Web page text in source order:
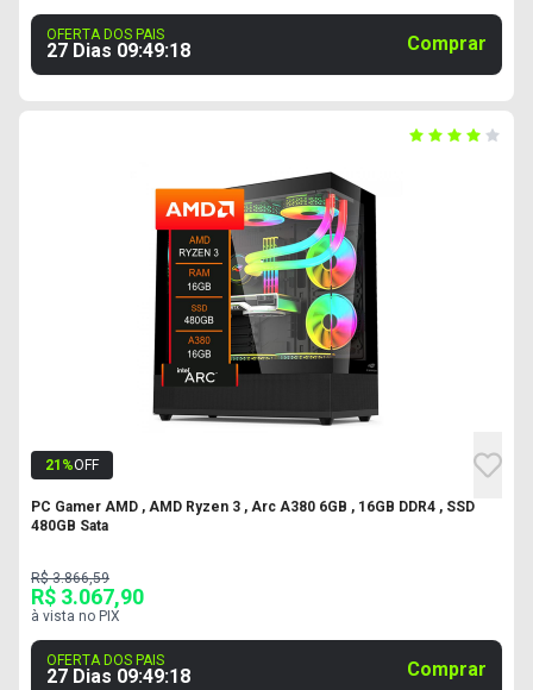
OFERTA DOS PAIS
27 Dias 09:49:17 Comprar
21 %OFF
PC Gamer AMD , AMD Ryzen 3 , Arc A380 6GB , 16GB DDR4 , SSD
480GB Sata
R$ 3.866,59
R$ 3.067,90
à vista no PIX
OFERTA DOS PAIS
27 Dias 09:49:17 Comprar